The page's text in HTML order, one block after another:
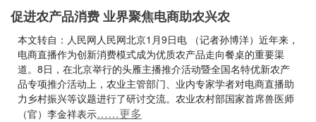
促进农产品消费 业界聚焦电商助农兴农
本文转自：人民网人民网北京1月9日电 （记者孙博洋）近年来，
电商直播作为创新消费模式成为优质农产品走向餐桌的重要渠
道。8日，在北京举行的头雁主播推介活动暨全国名特优新农产
品专项推介活动上，农业主管部门、业内专家学者对电商直播助
力乡村振兴等议题进行了研讨交流。农业农村部国家首席兽医师
（官）李金祥表示……更多